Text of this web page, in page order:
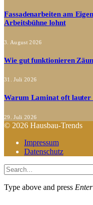
Fassadenarbeiten am
Arbeitsbühne lohnt
3. August 2026
Wie gut funktionieren
31. Juli 2026
Warum Laminat oft lauter
29. Juli 2026
© 2026 Hausbau-Trends
Impressum
Datenschutz
Type above and press Enter